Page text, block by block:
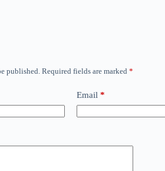
published. Required fields are marked *
Email *